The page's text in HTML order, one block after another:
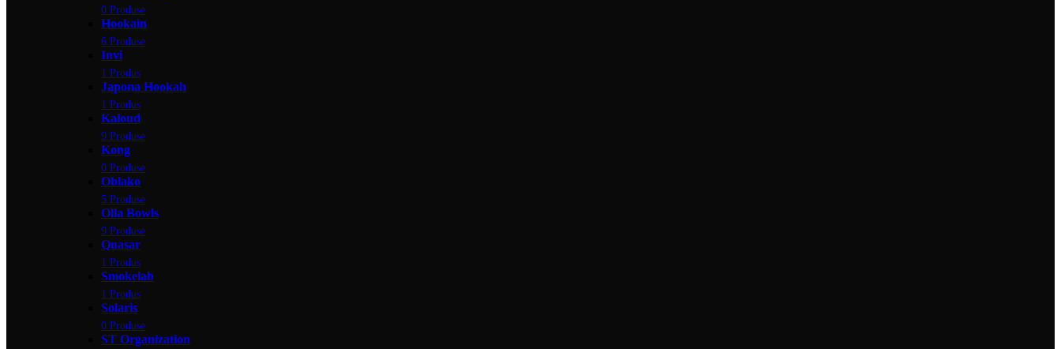
0 Produse
Hookain
6 Produse
Invi
1 Produs
Japona Hookah
1 Produs
Kaloud
9 Produse
Kong
0 Produse
Oblako
5 Produse
Olla Bowls
9 Produse
Quasar
1 Produs
Smokelab
1 Produs
Solaris
0 Produse
ST Organization